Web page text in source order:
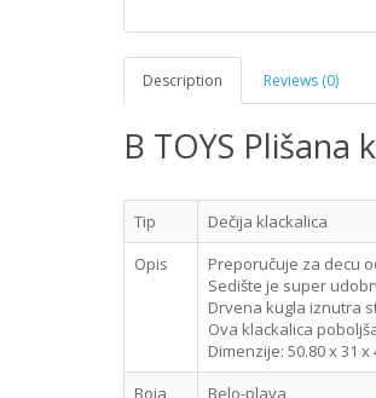
Description Reviews (0)
B TOYS Plišana
Tip
Dečija klackalica
Opis
Preporučuje za decu
Sedište je super
Drvena kugla iznutra
Ova klackalica
Dimenzije: 50.80 x 31 x
Boja
Belo-plava